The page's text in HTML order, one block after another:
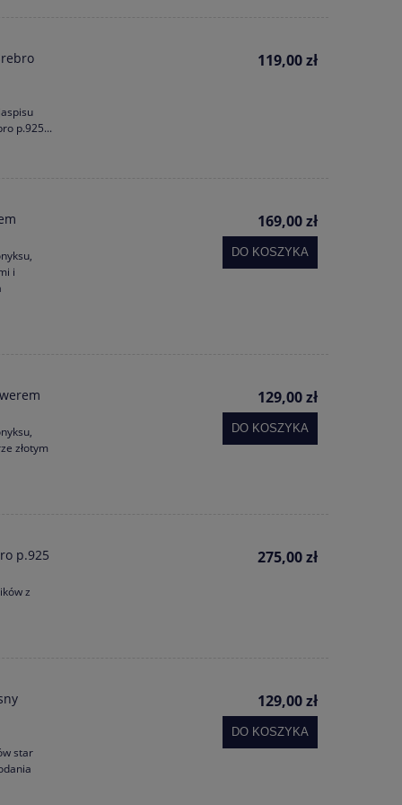
p.925...
119,00 zł
i
169,00 zł
DO KOSZYKA
złotym
129,00 zł
DO KOSZYKA
p.925
z
275,00 zł
star
129,00 zł
DO KOSZYKA